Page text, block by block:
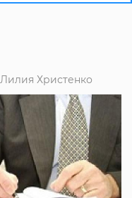
Лилия Христенко